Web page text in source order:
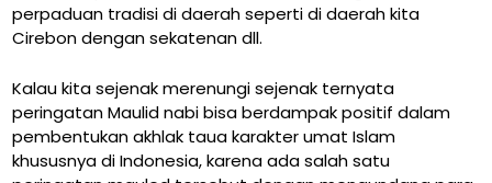
perpaduan tradisi di daerah seperti di daerah kita
Cirebon dengan sekatenan dll.
Kalau kita sejenak merenungi sejenak ternyata
peringatan Maulid nabi bisa berdampak positif dalam
pembentukan akhlak taua karakter umat Islam
khususnya di Indonesia, karena ada salah satu